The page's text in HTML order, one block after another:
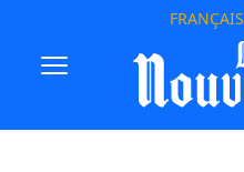
FRANÇAIS